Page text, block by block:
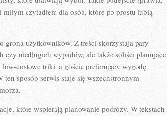
czytadłem dla osób, które po prostu lubią
grona użytkowników. Z treści skorzystają pary
czy niedługich wypadów, ale także soliści planujące
costowe triki, a goście preferujący wygodę
sposób serwis staje się wszechstronnym
które wspierają planowanie podróży. W tekstach